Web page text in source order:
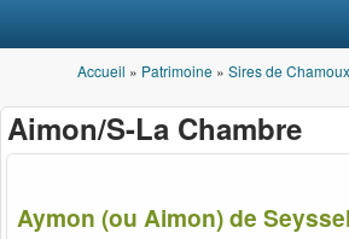
Vous êtes ici
Accueil » Patrimoine » Sires de Chamoux
Aimon/S-La Chambre
Aymon (ou Aimon) de